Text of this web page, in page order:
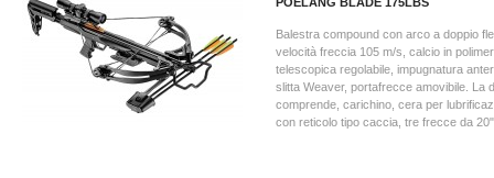
Balestra compound con arco a doppio
velocità freccia 105 m/s, calcio in
telescopica regolabile, impugnatura
slitta Weaver, portafrecce amovibile. La
comprende, carichino, cera per
con reticolo tipo caccia, tre frecce da 20"